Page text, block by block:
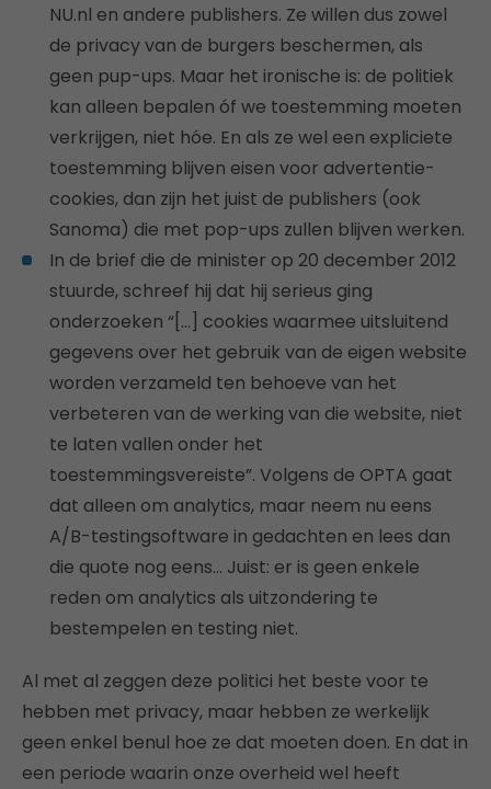
NU.nl en andere publishers. Ze willen dus zowel
de privacy van de burgers beschermen, als
geen pup-ups. Maar het ironische is: de politiek
kan alleen bepalen óf we toestemming moeten
verkrijgen, niet hóe. En als ze wel een expliciete
toestemming blijven eisen voor advertentie-
cookies, dan zijn het juist de publishers (ook
Sanoma) die met pop-ups zullen blijven werken.
In de brief die de minister op 20 december 2012
stuurde, schreef hij dat hij serieus ging
onderzoeken “[…] cookies waarmee uitsluitend
gegevens over het gebruik van de eigen website
worden verzameld ten behoeve van het
verbeteren van de werking van die website, niet
te laten vallen onder het
toestemmingsvereiste”. Volgens de OPTA gaat
dat alleen om analytics, maar neem nu eens
A/B-testingsoftware in gedachten en lees dan
die quote nog eens… Juist: er is geen enkele
reden om analytics als uitzondering te
bestempelen en testing niet.
Al met al zeggen deze politici het beste voor te
hebben met privacy, maar hebben ze werkelijk
geen enkel benul hoe ze dat moeten doen. En dat in
een periode waarin onze overheid wel heeft